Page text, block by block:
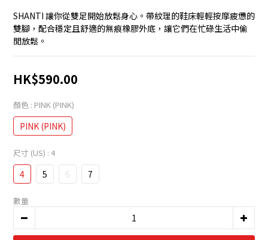
SHANTI 讓你從雙足開始放鬆身心。帶紋理的鞋床輕輕按摩疲憊的
雙腳，配合穩定且舒適的無痕橡膠外底，讓它們在忙碌生活中偷
閒放鬆。
HK$590.00
顏色 : PINK (PINK)
PINK (PINK)
尺寸 (US) : 4
4 5 6 7
數量